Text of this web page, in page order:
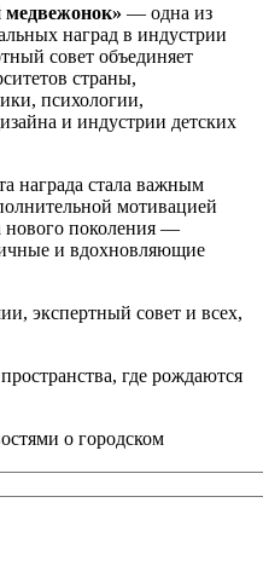
медвежонок» — одна из
наград в индустрии
совет объединяет
страны,
психологии,
и индустрии детских
награда стала важным
мотивацией
нового поколения —
и вдохновляющие
экспертный совет и всех,
где рождаются
о городском